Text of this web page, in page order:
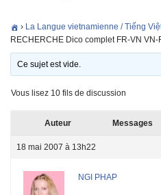
› La Langue vietnamienne / Tiếng
RECHERCHE Dico complet FR-VN VN-
Ce sujet est vide.
Vous lisez 10 fils de discussion
Auteur Messages
18 mai 2007 à 13h22
NGI PHAP